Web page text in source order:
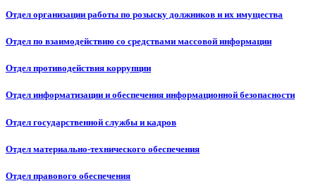
Отдел организации работы по розыску должников и их имущества
Отдел по взаимодействию со средствами массовой информации
Отдел противодействия коррупции
Отдел информатизации и обеспечения информационной безопасности
Отдел государственной службы и кадров
Отдел материально-технического обеспечения
Отдел правового обеспечения